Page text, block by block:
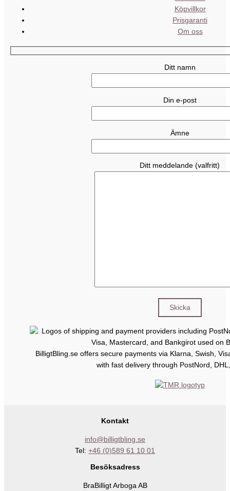
Köpvillkor
Prisgaranti
Om oss
Ditt namn
Din e-post
Ämne
Ditt meddelande (valfritt)
BilligtBling.se offers secure payments via Klarna, Swish,
with fast delivery through PostNord,
Kontakt
info@billigtbling.se
Tel: +46 (0)589 61 10 01
Besöksadress
BraBilligt Arboga AB